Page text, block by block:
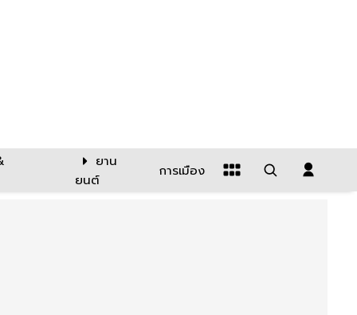
ยาน
ยนต์
การเมือง